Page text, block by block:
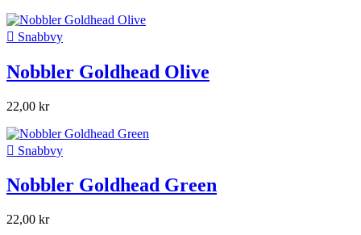
 Snabbvy
Nobbler Goldhead Olive
22,00 kr
 Snabbvy
Nobbler Goldhead Green
22,00 kr